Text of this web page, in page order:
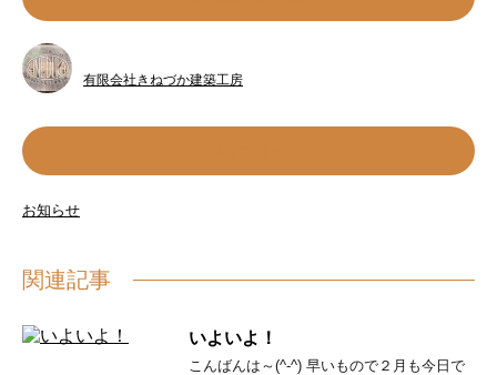
有限会社きねづか建築工房
お知らせ
関連記事
いよいよ！
こんばんは～(^-^) 早いもので２月も今日で